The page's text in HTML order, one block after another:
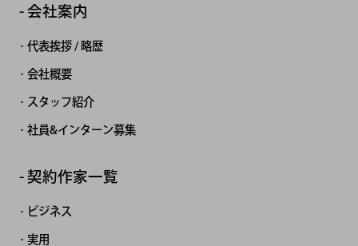
会社案内
代表挨拶 / 略歴
会社概要
スタッフ紹介
社員&インターン募集
契約作家一覧
ビジネス
実用